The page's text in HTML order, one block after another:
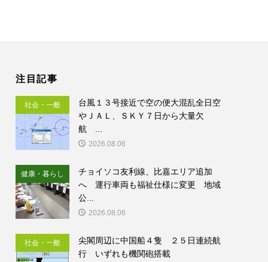
注目記事
社会・一般
台風１３号接近で空の便大混乱全日空
やＪＡＬ、ＳＫＹ７日から大量欠
航 ...
2026.08.06
健康・暮らし
チョイソコ友利線、比嘉エリア追加
へ 運行車両も福祉仕様に変更 地域
公...
2026.08.06
社会・一般
尖閣周辺に中国船４隻 ２５日連続航
行 いずれも機関砲搭載